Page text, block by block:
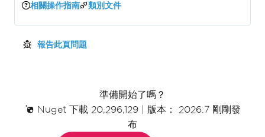
VerticalAlignment.
};
var pdf =
FromFile(
ApplyMultipleStamps
相關操作指南 類別文件
報告此頁問題
準備開始了嗎？
Nuget 下載 20,296,129| 版本： 2026.7 剛剛發
布